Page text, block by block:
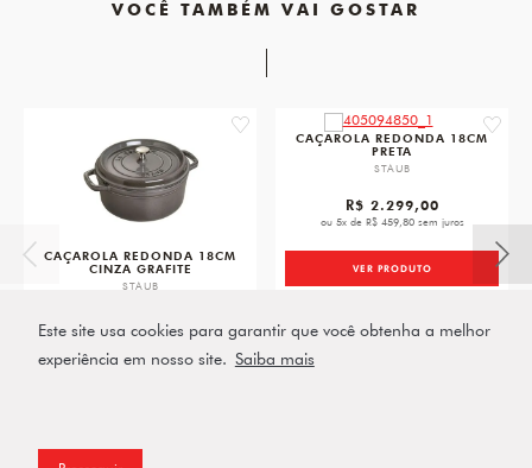
Este site usa cookies para garantir que você obtenha a melhor
experiência em nosso site. Saiba mais
VOCÊ TAMBÉM VAI GOSTAR
favorite
CAÇAROLA REDONDA 18CM
CINZA GRAFITE
STAUB
R$ 2.299,00
ou 5x de R$ 459,80 sem juros
CAÇAROLA REDONDA 18CM
PRETA
STAUB
R$ 2.299,00
ou 5x de R$ 459,80 sem juros
VER PRODUTO